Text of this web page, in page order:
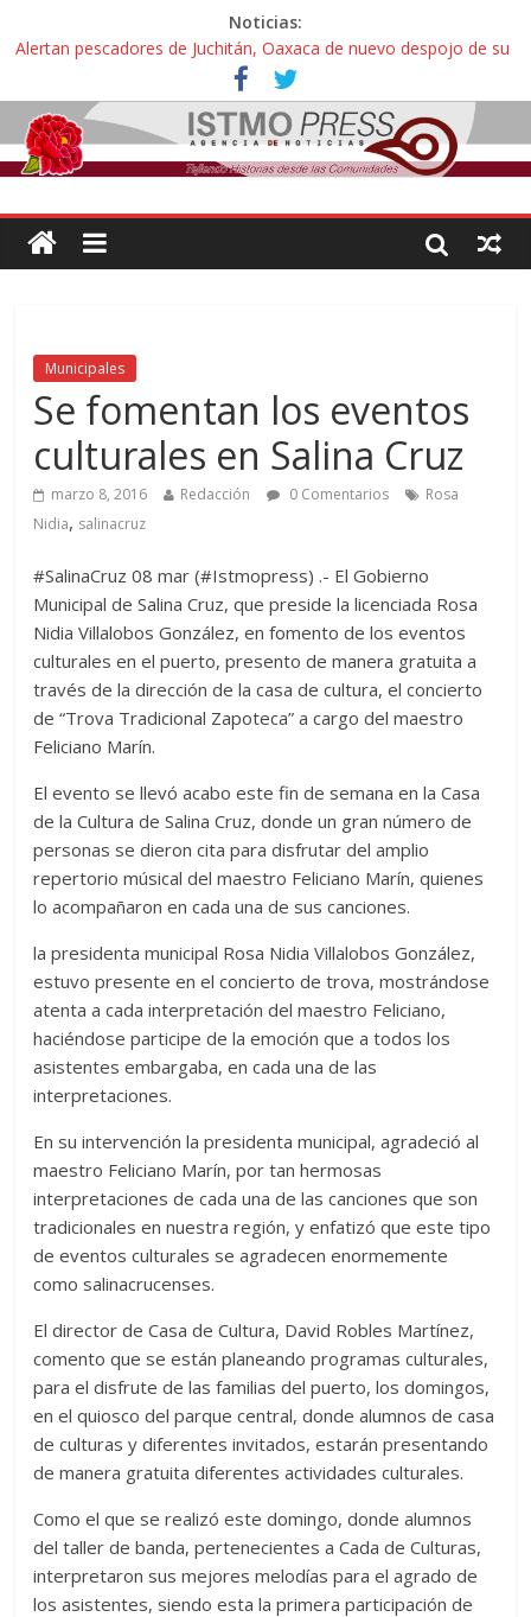
Noticias:
Alertan pescadores de Juchitán, Oaxaca de nuevo despojo de su
territorio para construir un parque eólico
Pescadores y comuneros ikoots detienen la extracción ilegal de
material pétreo de gravera Oyamel
Un nuevo derrame de hidrocarburo afecta a Salina Cruz, Oaxaca;
ahora pescadores de Salinas del Marqués denuncian daños de
🎧Capítulo 2 : CUIDAR A MI HIJA CON SÍNDROME DE DOWN
Familiares de periodista Alejandro Leyva asesinado en Oaxaca
Municipales
Se fomentan los eventos
culturales en Salina Cruz
marzo 8, 2016 Redacción 0 Comentarios
Rosa
Nidia, salinacruz
#SalinaCruz 08 mar (#Istmopress) .- El Gobierno
Municipal de Salina Cruz, que preside la licenciada Rosa
Nidia Villalobos González, en fomento de los eventos
culturales en el puerto, presento de manera gratuita a
través de la dirección de la casa de cultura, el concierto
de “Trova Tradicional Zapoteca” a cargo del maestro
Feliciano Marín.
El evento se llevó acabo este fin de semana en la Casa
de la Cultura de Salina Cruz, donde un gran número de
personas se dieron cita para disfrutar del amplio
repertorio músical del maestro Feliciano Marín, quienes
lo acompañaron en cada una de sus canciones.
la presidenta municipal Rosa Nidia Villalobos González,
estuvo presente en el concierto de trova, mostrándose
atenta a cada interpretación del maestro Feliciano,
haciéndose participe de la emoción que a todos los
asistentes embargaba, en cada una de las
interpretaciones.
En su intervención la presidenta municipal, agradeció al
maestro Feliciano Marín, por tan hermosas
interpretaciones de cada una de las canciones que son
tradicionales en nuestra región, y enfatizó que este tipo
de eventos culturales se agradecen enormemente
como salinacrucenses.
El director de Casa de Cultura, David Robles Martínez,
comento que se están planeando programas culturales,
para el disfrute de las familias del puerto, los domingos,
en el quiosco del parque central, donde alumnos de casa
de culturas y diferentes invitados, estarán presentando
de manera gratuita diferentes actividades culturales.
Como el que se realizó este domingo, donde alumnos
del taller de banda, pertenecientes a Cada de Culturas,
interpretaron sus mejores melodías para el agrado de
los asistentes, siendo esta la primera participación de